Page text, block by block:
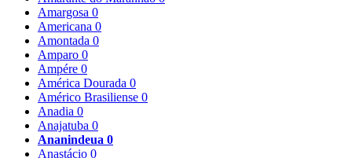
Amargosa 0
Americana 0
Amontada 0
Amparo 0
Ampére 0
América Dourada 0
Américo Brasiliense 0
Anadia 0
Anajatuba 0
Ananindeua 0
Anastácio 0